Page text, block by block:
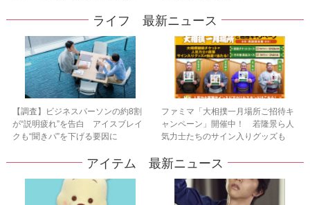
ライフ 最新ニュース
【調査】ビジネスパーソンの約8割
が“説明疲れ”を告白 アイスブレイ
クも“聞きパ”を下げる要因に
ファミマ「大相撲一月場所ご招待キ
ャンペーン」開催中！ 若隆景ら人
気力士たちのサイン入りグッズも
アイテム 最新ニュース